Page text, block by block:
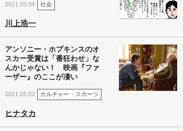
2021.05.04 社会
川上浩一
アンソニー・ホプキンスのオ
スカー受賞は「番狂わせ」な
んかじゃない！ 映画『ファ
ーザー』のここが凄い
2021.05.03 カルチャー・スポーツ
ヒナタカ